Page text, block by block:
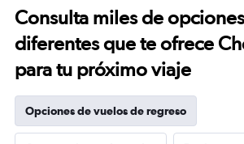
Consulta miles de opciones
diferentes que te ofrece
para tu próximo viaje
Opciones de vuelos de regreso